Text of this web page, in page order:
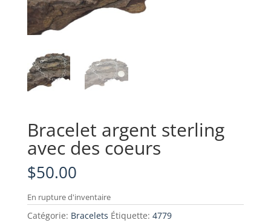
Bracelet argent sterling
avec des coeurs
$50.00
En rupture d'inventaire
Catégorie: Bracelets Étiquette: 4779